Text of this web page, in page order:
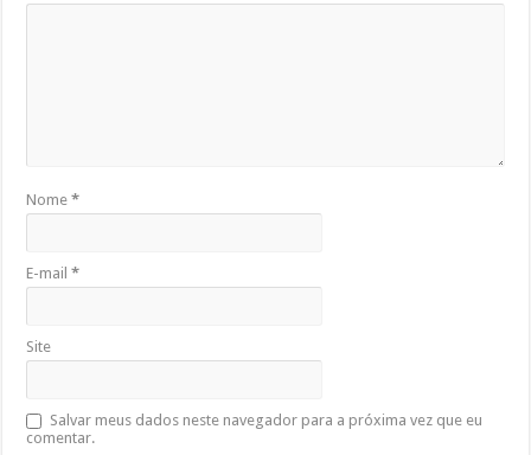
Nome*
E-mail*
Site
Salvar meus dados neste navegador para a próxima vez que eu
comentar.